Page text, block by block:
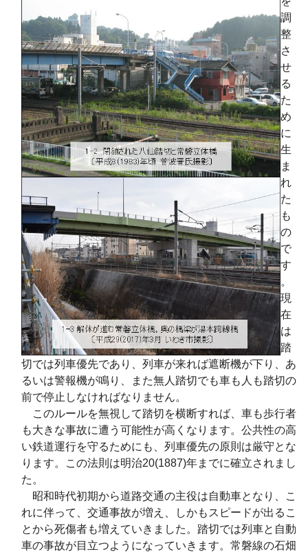
調
整
さ
せ
る
た
め
に
生
ま
れ
た
も
の
で
す
。
現
在
は
踏
切では列車優先であり、列車が来れば遮断機が下り、あ
るいは警報機が鳴り、また無人踏切でも車も人も踏切の
前で停止しなければなりません。
このルールを無視して踏切を横断すれば、車も歩行者
も大きな事故に遭う可能性が高くなります。公共性の高
い鉄道運行を守るためにも、列車優先の原則は厳守とな
ります。この法則は明治20(1887)年までに確立されまし
た。
昭和時代初期から道路交通の主役は自動車となり、こ
れに伴って、交通事故が増え、しかもスピードが出るこ
とから死傷者も増えていきました。踏切では列車と自動
車の事故が目立つようになっていきます。常磐線の石畑